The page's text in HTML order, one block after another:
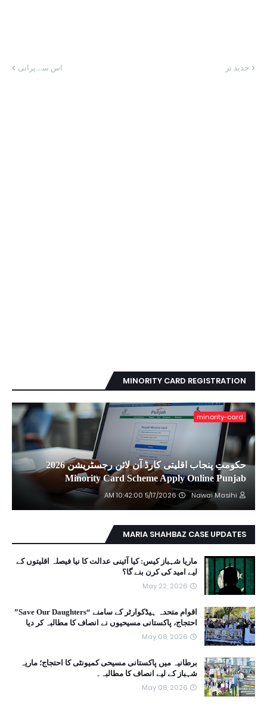
جدید تر اس سے پرانی
MINORITY CARD REGISTRATION
minority-card
حکومتِ پنجاب اقلیتی کارڈ آن لائن رجسٹریشن 2026
Minority Card Scheme Apply Online Punjab
Nawai Masihi
5/17/2026 10:42:00 AM
MARIA SHAHBAZ CASE UPDATES
ماریا شہباز کیس: کیا آئینی عدالت کا نیا فیصلہ اقلیتوں کے
لیے امید کی کرن بنے گا؟
May 22, 2026
اقوام متحدہ ہیڈکوارٹر کے سامنے “Save Our Daughters”
احتجاج، پاکستانی مسیحیوں نے انصاف کا مطالبہ کر دیا
May 08, 2026
برطانیہ میں پاکستانی مسیحی کمیونٹی کا احتجاج؛ ماریہ
شہباز کے لیے انصاف کا مطالبہ۔
May 08, 2026